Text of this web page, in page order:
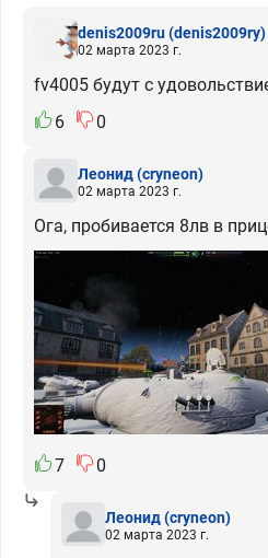
denis2009ru(denis2009ry)
02 марта 2023 г.
fv4005 будут с
6
0
Леонид(cryneon)
02 марта 2023 г.
Ога, пробивается 8лв в
7 0
Леонид(cryneon)
02 марта 2023 г.